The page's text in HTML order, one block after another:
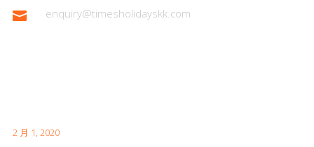
 enquiry@timesholidayskk.com
2 月 1, 2020